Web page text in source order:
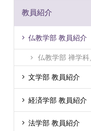
教員紹介
仏教学部 教員紹介
仏教学部 禅学
文学部 教員紹介
経済学部 教員紹介
法学部 教員紹介